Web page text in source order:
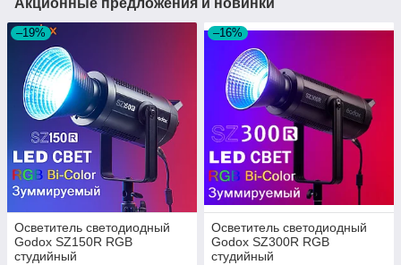
Акционные предложения и новинки
–19%
Осветитель светодиодный
Godox SZ150R RGB
студийный
–16%
Осветитель светодиодный
Godox SZ300R RGB
студийный